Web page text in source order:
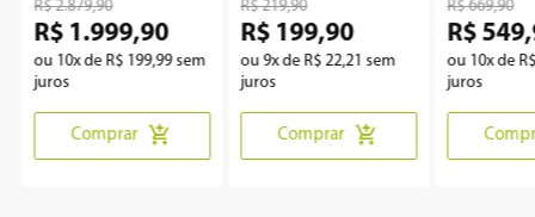
R$ 2.879,90
R$ 1.999,90
ou 10x de R$ 199,99sem
juros
Comprar
R$ 219,90
R$ 199,90
ou9x de R$ 22,21 sem
juros
Comprar
R$ 669,90
R$ 549,
ou 10x de
juros